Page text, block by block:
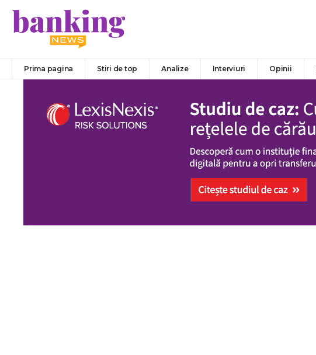
Prima pagina Stiri de top Analize Interviuri Opinii